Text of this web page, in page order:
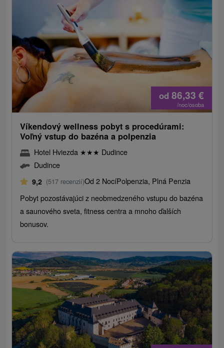
od 86,33 €
/noc/osoba
Víkendový wellness pobyt s procedúrami:
Voľný vstup do bazéna a polpenzia
Hotel Hviezda ★★★ Dudince
Dudince
9,2 (517 recenzií)Od 2 NocíPolpenzia, Plná Penzia
Pobyt pozostávajúci z neobmedzeného vstupu do bazéna
a saunového sveta, fitness centra a mnoho ďalších
bonusov.